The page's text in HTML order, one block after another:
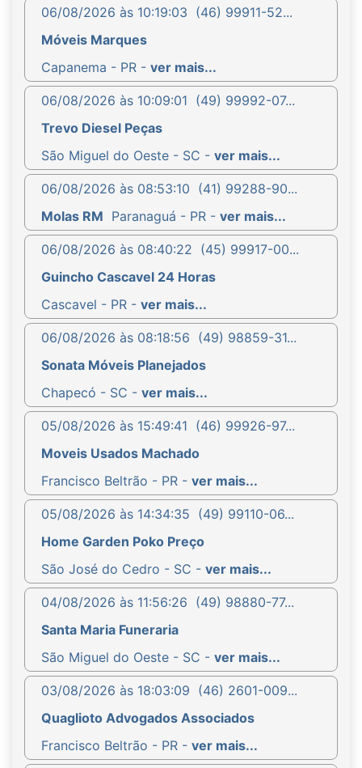
06/08/2026 às 10:19:03 (46) 99911-52...
Móveis Marques
Capanema - PR - ver mais...
06/08/2026 às 10:09:01 (49) 99992-07...
Trevo Diesel Peças
São Miguel do Oeste - SC - ver mais...
06/08/2026 às 08:53:10 (41) 99288-90...
Molas RM Paranaguá - PR - ver mais...
06/08/2026 às 08:40:22 (45) 99917-00...
Guincho Cascavel 24 Horas
Cascavel - PR - ver mais...
06/08/2026 às 08:18:56 (49) 98859-31...
Sonata Móveis Planejados
Chapecó - SC - ver mais...
05/08/2026 às 15:49:41 (46) 99926-97...
Moveis Usados Machado
Francisco Beltrão - PR - ver mais...
05/08/2026 às 14:34:35 (49) 99110-06...
Home Garden Poko Preço
São José do Cedro - SC - ver mais...
04/08/2026 às 11:56:26 (49) 98880-77...
Santa Maria Funeraria
São Miguel do Oeste - SC - ver mais...
03/08/2026 às 18:03:09 (46) 2601-009...
Quaglioto Advogados Associados
Francisco Beltrão - PR - ver mais...